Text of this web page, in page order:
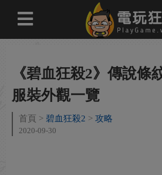
《碧血狂殺2》傳說條
服裝外觀一覽
首頁 碧血狂殺2 攻略
2020-09-30